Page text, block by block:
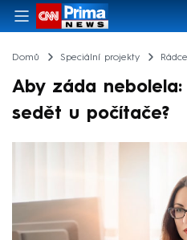
Domů Speciální projekty Rádce
Aby záda
sedět u počítače?